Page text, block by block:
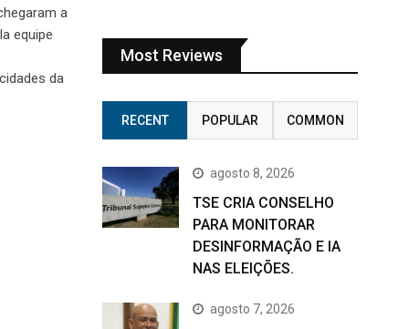
a
equipe
da
Most Reviews
RECENT POPULAR COMMON
agosto 8, 2026
TSE CRIA CONSELHO
PARA MONITORAR
DESINFORMAÇÃO E IA
NAS ELEIÇÕES.
agosto 7, 2026